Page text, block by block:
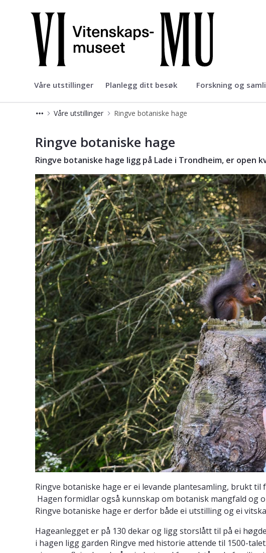
NTNU Vitenskapsmuseet
Våre utstillinger Planlegg ditt besøk Forskning og
Våre utstillinger Ringve botaniske hage
Ringve botaniske hage
Ringve botaniske hage ligg på Lade i Trondheim, er open
Ringve botaniske hage er ei levande plantesamling, brukt
Hagen formidlar også kunnskap om botanisk mangfald og
Ringve botaniske hage er derfor både ei utstilling og ei
Hageanlegget er på 130 dekar og ligg storslått til på ei
i hagen ligg garden Ringve med historie attende til 1500-